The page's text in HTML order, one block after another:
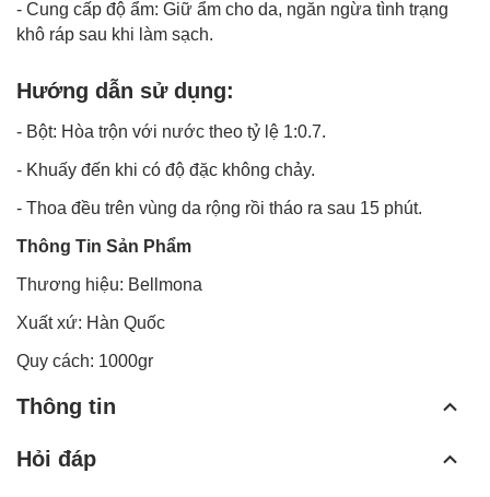
- Cung cấp độ ẩm: Giữ ẩm cho da, ngăn ngừa tình trạng
khô ráp sau khi làm sạch.
Hướng dẫn sử dụng:
- Bột: Hòa trộn với nước theo tỷ lệ 1:0.7.
- Khuấy đến khi có độ đặc không chảy.
- Thoa đều trên vùng da rộng rồi tháo ra sau 15 phút.
Thông Tin Sản Phẩm
Thương hiệu: Bellmona
Xuất xứ: Hàn Quốc
Quy cách: 1000gr
Thông tin
Hỏi đáp